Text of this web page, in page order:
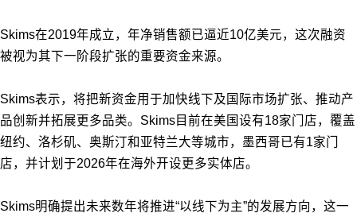
Skims在2019年成立，年净销售额已逼近10亿美元，这次融资
被视为其下一阶段扩张的重要资金来源。
Skims表示，将把新资金用于加快线下及国际市场扩张、推动产
品创新并拓展更多品类。Skims目前在美国设有18家门店，覆盖
纽约、洛杉矶、奥斯汀和亚特兰大等城市，墨西哥已有1家门
店，并计划于2026年在海外开设更多实体店。
Skims明确提出未来数年将推进“以线下为主”的发展方向，这一